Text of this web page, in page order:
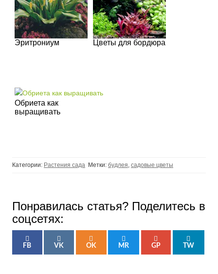
Эритрониум Цветы для бордюра
Обриета как
выращивать
Категории: Растения сада Метки: будлея садовые цветы
Понравилась статья? Поделитесь в
соцсетях:
FB VK OK MR GP TW